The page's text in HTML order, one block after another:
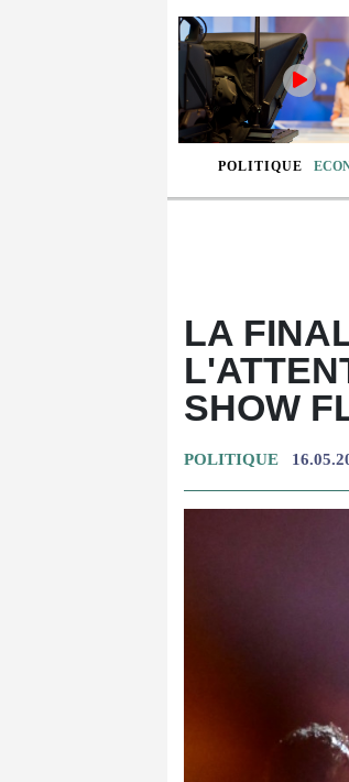
POLITIQUE
LA
SHOW
POLITIQUE